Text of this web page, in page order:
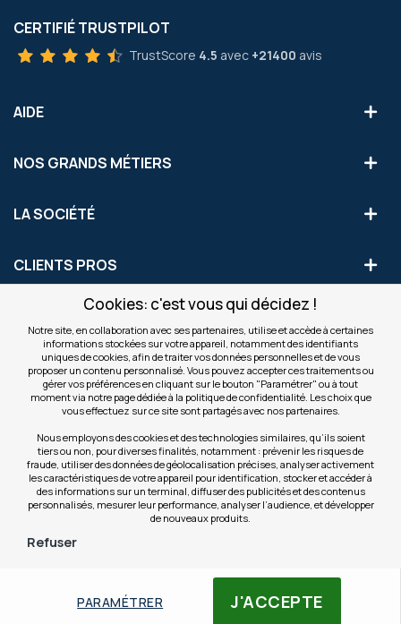
J'ACCEPTE
PARAMÉTRER
Cookies: c'est vous qui décidez !
Notre site, en collaboration avec ses partenaires, utilise et accède à certaines
informations stockées sur votre appareil, notamment des identifiants
uniques de cookies, afin de traiter vos données personnelles et de vous
proposer un contenu personnalisé. Vous pouvez accepter ces traitements ou
gérer vos préférences en cliquant sur le bouton "Paramétrer" ou à tout
moment via notre page dédiée à la politique de confidentialité. Les choix que
vous effectuez sur ce site sont partagés avec nos partenaires.
Nous employons des cookies et des technologies similaires, qu’ils soient
tiers ou non, pour diverses finalités, notamment : prévenir les risques de
fraude, utiliser des données de géolocalisation précises, analyser activement
les caractéristiques de votre appareil pour identification, stocker et accéder à
des informations sur un terminal, diffuser des publicités et des contenus
personnalisés, mesurer leur performance, analyser l’audience, et développer
de nouveaux produits.
Refuser
CERTIFIÉ TRUSTPILOT
TrustScore 4.5 avec +21400 avis
AIDE
NOS GRANDS MÉTIERS
LA SOCIÉTÉ
CLIENTS PROS
S'INSCRIRE AUX OFFRES COMMERCIALES
Inscription
notre
newsletter
Valider
NOS SITES
© Copyright OfficeEasy 2026